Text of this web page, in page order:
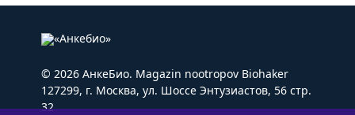
© 2026 АнкеБио. Magazin nootropov Biohaker
127299, г. Москва, ул. Шоссе Энтузиастов, 56 стр.
32